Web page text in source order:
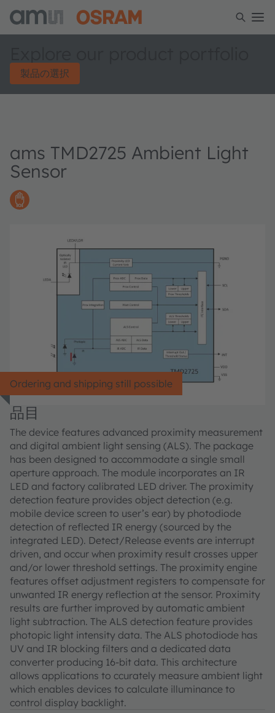
製品の選択
ams TMD2725 Ambient Light
Sensor
Ordering and shipping still possible
品目
The device features advanced proximity measurement
and digital ambient light sensing (ALS). The package
has been designed to accommodate a single small
aperture approach. The module incorporates an IR
LED and factory calibrated LED driver. The proximity
detection feature provides object detection (e.g.
mobile device screen to user’s ear) by photodiode
detection of reflected IR energy (sourced by the
integrated LED). Detect/Release events are interrupt
driven, and occur when proximity result crosses upper
and/or lower threshold settings. The proximity engine
features offset adjustment registers to compensate for
unwanted IR energy reflection at the sensor. Proximity
results are further improved by automatic ambient
light subtraction. The ALS detection feature provides
photopic light intensity data. The ALS photodiode has
UV and IR blocking filters and a dedicated data
converter producing 16-bit data. This architecture
allows applications to ccurately measure ambient light
which enables devices to calculate illuminance to
control display backlight.